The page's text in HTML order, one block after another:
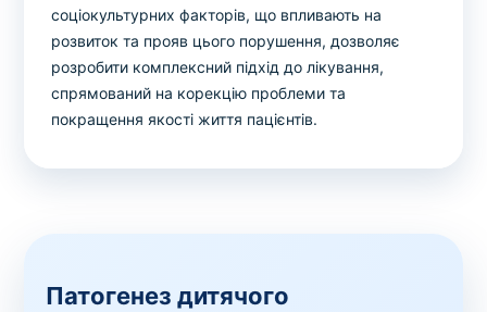
соціокультурних факторів, що впливають на
розвиток та прояв цього порушення, дозволяє
розробити комплексний підхід до лікування,
спрямований на корекцію проблеми та
покращення якості життя пацієнтів.
Патогенез дитячого